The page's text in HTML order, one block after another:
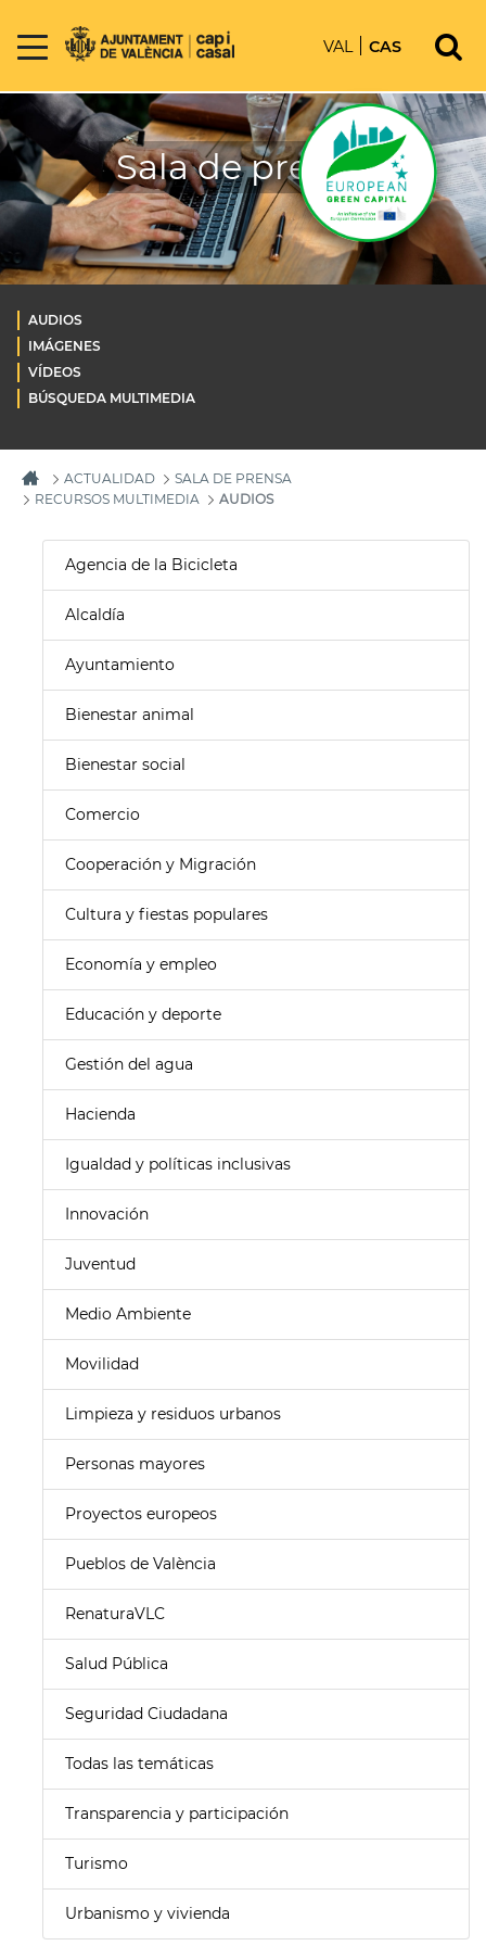
VAL CAS
Sala de prensa
AUDIOS
IMÁGENES
VÍDEOS
BÚSQUEDA MULTIMEDIA
ACTUALIDAD
SALA DE PRENSA
RECURSOS MULTIMEDIA
AUDIOS
Agencia de la Bicicleta
Alcaldía
Ayuntamiento
Bienestar animal
Bienestar social
Comercio
Cooperación y Migración
Cultura y fiestas populares
Economía y empleo
Educación y deporte
Gestión del agua
Hacienda
Igualdad y políticas inclusivas
Innovación
Juventud
Medio Ambiente
Movilidad
Limpieza y residuos urbanos
Personas mayores
Proyectos europeos
Pueblos de València
RenaturaVLC
Salud Pública
Seguridad Ciudadana
Todas las temáticas
Transparencia y participación
Turismo
Urbanismo y vivienda